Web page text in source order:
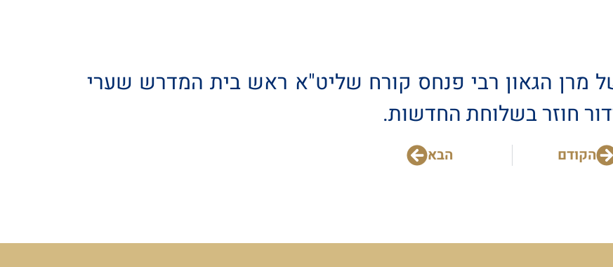
מרן הגאון רבי פנחס קורח שליט"א ראש בית המדרש שערי
חוזר בשלוחת החדשות.
הקודם הבא